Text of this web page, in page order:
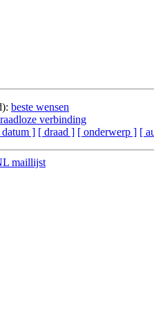
beste wensen
verbinding
datum ] [ draad ] [ onderwerp ] [
maillijst